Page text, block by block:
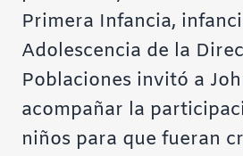
Primera Infancia,
Adolescencia de la
Poblaciones invitó a
acompañar la
niños para que fueran